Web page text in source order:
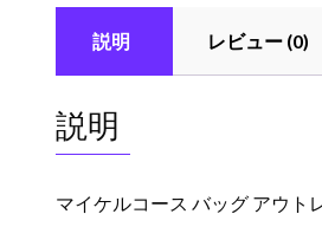
説明 レビュー (0)
説明
マイケルコース バッグ アウト